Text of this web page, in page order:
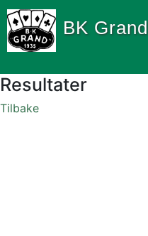
BK Grand
Resultater
Tilbake